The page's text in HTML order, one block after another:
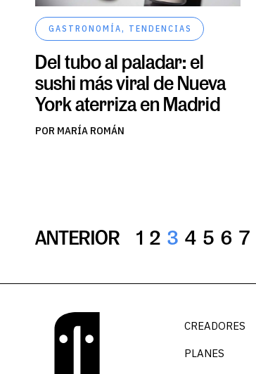
GASTRONOMÍA, TENDENCIAS
Del tubo al paladar: el
sushi más viral de Nueva
York aterriza en Madrid
POR MARÍA ROMÁN
ANTERIOR 1 2 3 4 5 6 7
CREADORES
PLANES